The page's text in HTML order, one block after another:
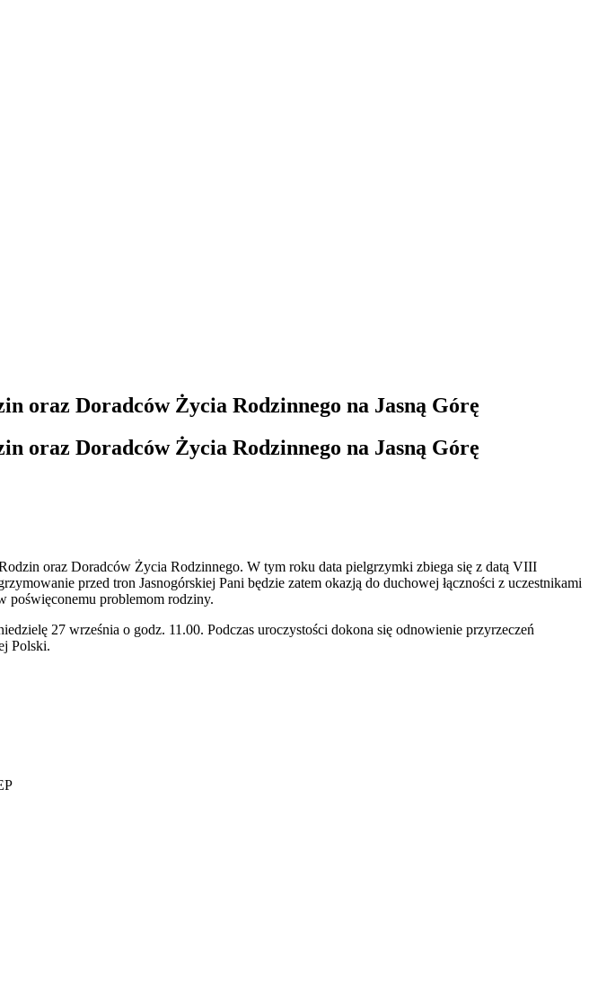
oraz Doradców Życia Rodzinnego na Jasną Górę
oraz Doradców Życia Rodzinnego na Jasną Górę
oraz Doradców Życia Rodzinnego. W tym roku data pielgrzymki zbiega się z datą VIII
przed tron Jasnogórskiej Pani będzie zatem okazją do duchowej łączności z uczestnikami
problemom rodziny.
27 września o godz. 11.00. Podczas uroczystości dokona się odnowienie przyrzeczeń
Polski.